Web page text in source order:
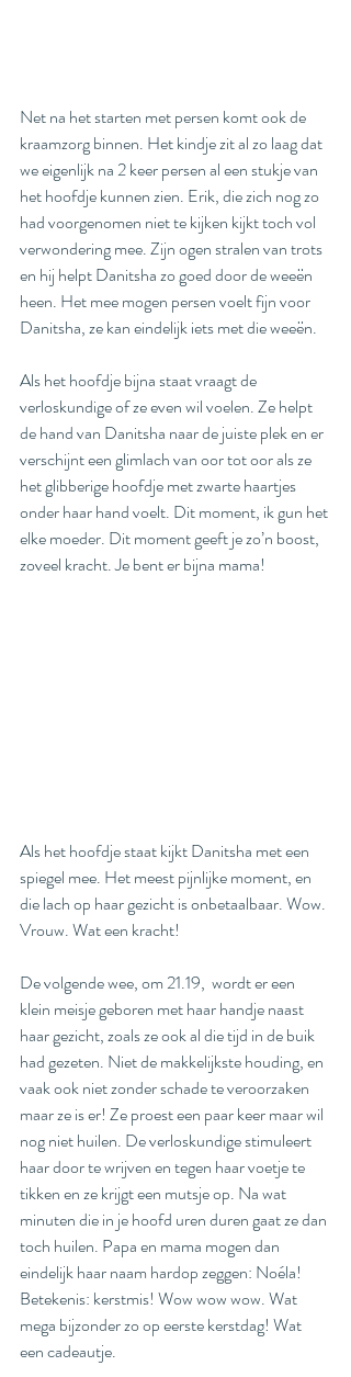
Net na het starten met persen komt ook de
kraamzorg binnen. Het kindje zit al zo laag dat
we eigenlijk na 2 keer persen al een stukje van
het hoofdje kunnen zien. Erik, die zich nog zo
had voorgenomen niet te kijken kijkt toch vol
verwondering mee. Zijn ogen stralen van trots
en hij helpt Danitsha zo goed door de weeën
heen. Het mee mogen persen voelt fijn voor
Danitsha, ze kan eindelijk iets met die weeën.
Als het hoofdje bijna staat vraagt de
verloskundige of ze even wil voelen. Ze helpt
de hand van Danitsha naar de juiste plek en er
verschijnt een glimlach van oor tot oor als ze
het glibberige hoofdje met zwarte haartjes
onder haar hand voelt. Dit moment, ik gun het
elke moeder. Dit moment geeft je zo’n boost,
zoveel kracht. Je bent er bijna mama!
Als het hoofdje staat kijkt Danitsha met een
spiegel mee. Het meest pijnlijke moment, en
die lach op haar gezicht is onbetaalbaar. Wow.
Vrouw. Wat een kracht!
De volgende wee, om 21.19,  wordt er een
klein meisje geboren met haar handje naast
haar gezicht, zoals ze ook al die tijd in de buik
had gezeten. Niet de makkelijkste houding, en
vaak ook niet zonder schade te veroorzaken
maar ze is er! Ze proest een paar keer maar wil
nog niet huilen. De verloskundige stimuleert
haar door te wrijven en tegen haar voetje te
tikken en ze krijgt een mutsje op. Na wat
minuten die in je hoofd uren duren gaat ze dan
toch huilen. Papa en mama mogen dan
eindelijk haar naam hardop zeggen: Noéla!
Betekenis: kerstmis! Wow wow wow. Wat
mega bijzonder zo op eerste kerstdag! Wat
een cadeautje.